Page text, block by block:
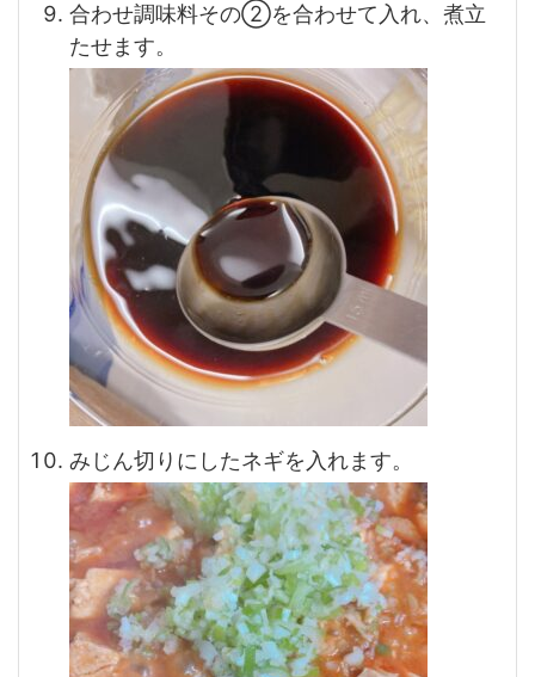
合わせ調味料その②を合わせて入れ、煮立
たせます。
みじん切りにしたネギを入れます。